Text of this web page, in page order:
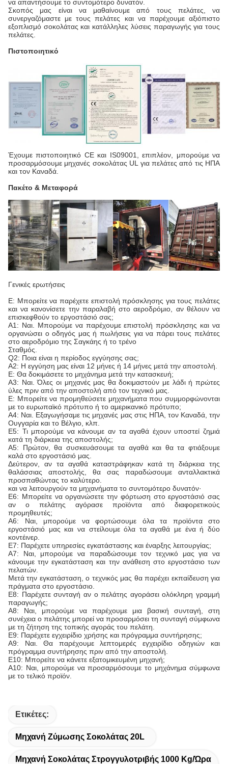
να απαντήσουμε το συντομότερο δυνατόν.
Σκοπός μας είναι να μαθαίνουμε από τους πελάτες, να
συνεργαζόμαστε με τους πελάτες και να παρέχουμε αξιόπιστο
εξοπλισμό σοκολάτας και κατάλληλες λύσεις παραγωγής για τους
πελάτες.
Πιστοποιητικό
Έχουμε πιστοποιητικό CE και IS09001, επιπλέον, μπορούμε να
προσαρμόσουμε μηχανές σοκολάτας UL για πελάτες από τις ΗΠΑ
και τον Καναδά.
Πακέτο & Μεταφορά
Γενικές ερωτήσεις
Ε: Μπορείτε να παρέχετε επιστολή πρόσκλησης για τους πελάτες
και να κανονίσετε την παραλαβή στο αεροδρόμιο, αν θέλουν να
επισκεφθούν το εργοστάσιό σας;
Α1: Ναι. Μπορούμε να παρέχουμε επιστολή πρόσκλησης και να
οργανώσει ο οδηγός μας ή πωλήσεις για να πάρει τους πελάτες
στο αεροδρόμιο της Σαγκάης ή το τρένο
Σταθμός.
Q2: Ποια είναι η περίοδος εγγύησης σας;
Α2: Η εγγύηση μας είναι 12 μήνες ή 14 μήνες μετά την αποστολή.
Ε: Θα δοκιμάσετε το μηχάνημα μετά την κατασκευή;
Α3: Ναι. Όλες οι μηχανές μας θα δοκιμαστούν με λάδι ή πρώτες
ύλες πριν από την αποστολή από τον τεχνικό μας.
Ε: Μπορείτε να προμηθεύσετε μηχανήματα που συμμορφώνονται
με το ευρωπαϊκό πρότυπο ή το αμερικανικό πρότυπο;
Α4: Ναι. Εξαγωγήσαμε τις μηχανές μας στις ΗΠΑ, τον Καναδά, την
Ουγγαρία και το Βέλγιο, κλπ.
Ε5: Τι μπορούμε να κάνουμε αν τα αγαθά έχουν υποστεί ζημιά
κατά τη διάρκεια της αποστολής;
Α5: Πρώτον, θα συσκευάσουμε τα αγαθά και θα τα φτιάξουμε
καλά στο εργοστάσιό μας.
Δεύτερον, αν τα αγαθά καταστράφηκαν κατά τη διάρκεια της
θαλάσσιας αποστολής, θα σας παραδώσουμε ανταλλακτικά
προσπαθώντας το καλύτερο.
και να λειτουργούν τα μηχανήματα το συντομότερο δυνατόν·
Ε6: Μπορείτε να οργανώσετε την φόρτωση στο εργοστάσιό σας
αν ο πελάτης αγόρασε προϊόντα από διαφορετικούς
προμηθευτές;
Α6: Ναι, μπορούμε να φορτώσουμε όλα τα προϊόντα στο
εργοστάσιό μας και να στείλουμε όλα τα αγαθά με ένα ή δύο
κοντέινερ.
Ε7: Παρέχετε υπηρεσίες εγκατάστασης και έναρξης λειτουργίας;
Α7: Ναι, μπορούμε να παραδώσουμε τον τεχνικό μας για να
κάνουμε την εγκατάσταση και την ανάθεση στο εργοστάσιο των
πελατών.
Μετά την εγκατάσταση, ο τεχνικός μας θα παρέχει εκπαίδευση για
πράγματα στο εργοστάσιο.
Ε8: Παρέχετε συνταγή αν ο πελάτης αγοράσει ολόκληρη γραμμή
παραγωγής;
Α8: Ναι, μπορούμε να παρέχουμε μια βασική συνταγή, στη
συνέχεια ο πελάτης μπορεί να προσαρμόσει τη συνταγή σύμφωνα
με τη ζήτηση της τοπικής αγοράς του πελάτη.
Ε9: Παρέχετε εγχειρίδιο χρήσης και πρόγραμμα συντήρησης;
Α9: Ναι. Θα παρέχουμε λεπτομερές εγχειρίδιο οδηγιών και
πρόγραμμα συντήρησης πριν από την αποστολή.
Ε10: Μπορείτε να κάνετε εξατομικευμένη μηχανή;
Α10: Ναι, μπορούμε να προσαρμόσουμε το μηχάνημα σύμφωνα
με το τελικό προϊόν.
Ετικέτες:
Μηχανή Ζύμωσης Σοκολάτας 20L
Μηχανή Σοκολάτας Στρογγυλοτριβής 1000 Kg/ώρα